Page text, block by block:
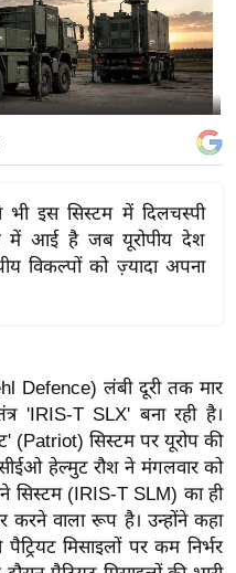
इस सिस्टम में दिलचस्पी
में आई है जब यूरोपीय देश
विकल्पों को ज़्यादा अपना
Defence) लंबी दूरी तक मार
'IRIS-T SLX' बना रही है।
(Patriot) सिस्टम पर यूरोप की
हेल्मुट रौश ने मंगलवार को
सिस्टम (IRIS-T SLM) का ही
करने वाला रूप है। उन्होंने कहा
मिसाइलों पर कम निर्भर